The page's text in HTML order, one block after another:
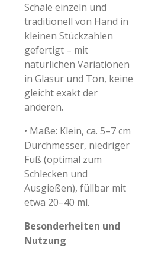
Schale einzeln und
traditionell von Hand in
kleinen Stückzahlen
gefertigt – mit
natürlichen Variationen
in Glasur und Ton, keine
gleicht exakt der
anderen.
• Maße: Klein, ca. 5–7 cm
Durchmesser, niedriger
Fuß (optimal zum
Schlecken und
Ausgießen), füllbar mit
etwa 20–40 ml.
Besonderheiten und
Nutzung